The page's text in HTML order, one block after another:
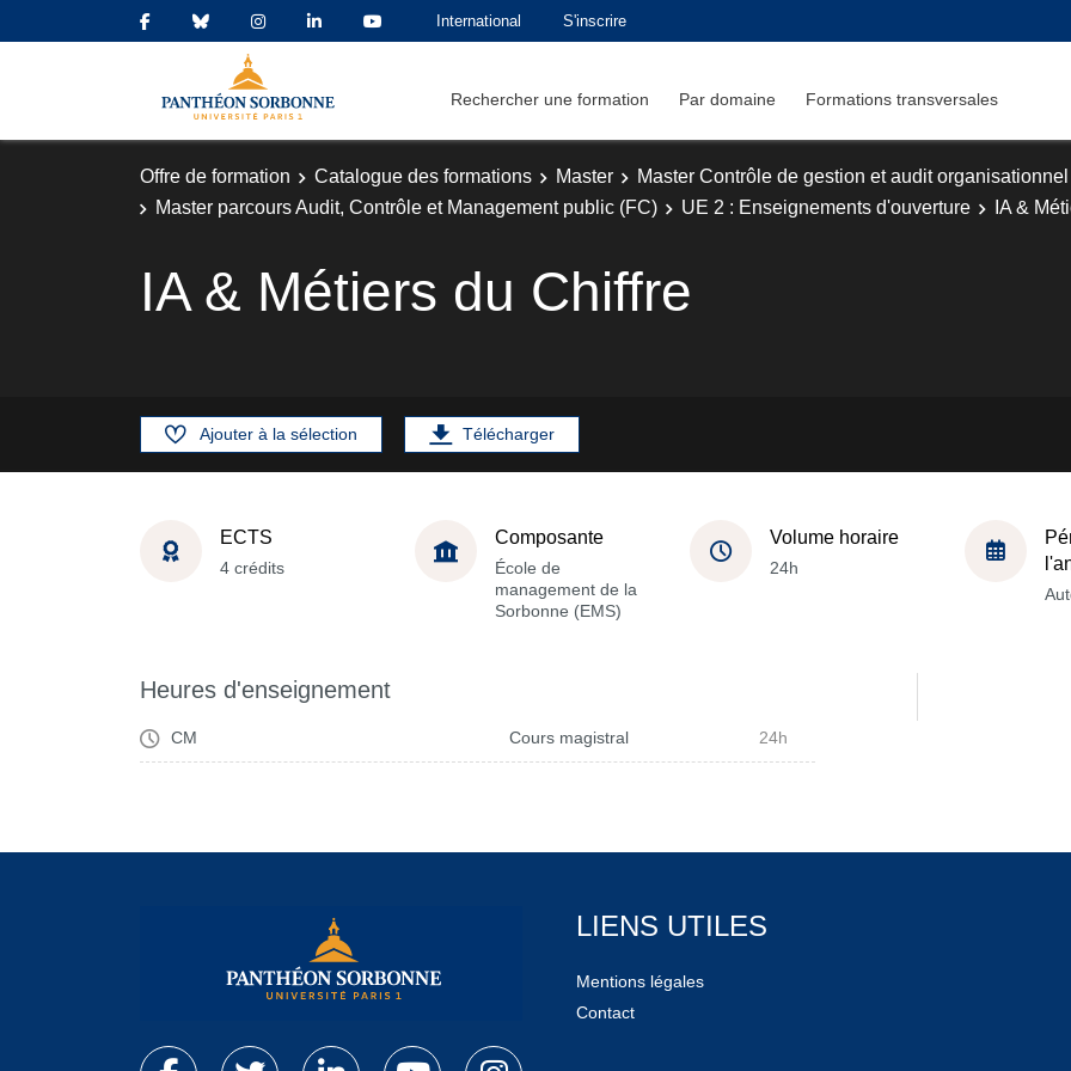
International S'inscrire
Rechercher une formation Par domaine Formations transversales
Offre de formation Catalogue des formations Master
Master Contrôle de gestion et audit organisationnel
Master parcours Audit, Contrôle et Management public (FC)
UE 2 : Enseignements d'ouverture IA &
IA & Métiers du Chiffre
Ajouter à la sélection Télécharger
ECTS
4 crédits
Composante
École de
management de la
Sorbonne (EMS)
Volume horaire
24h
Heures d'enseignement
CM Cours magistral 24h
LIENS UTILES
Mentions légales
Contact